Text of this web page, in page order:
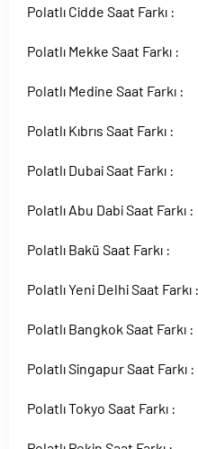
Polatlı Cidde Saat Farkı :
Polatlı Mekke Saat Farkı :
Polatlı Medine Saat Farkı :
Polatlı Kıbrıs Saat Farkı :
Polatlı Dubai Saat Farkı :
Polatlı Abu Dabi Saat Farkı :
Polatlı Bakü Saat Farkı :
Polatlı Yeni Delhi Saat Farkı :
Polatlı Bangkok Saat Farkı :
Polatlı Singapur Saat Farkı :
Polatlı Tokyo Saat Farkı :